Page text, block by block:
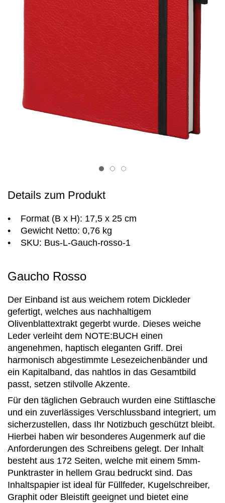
Item 1
Item 2Item 3
Details zum Produkt
• Format (B x H): 17,5 x 25 cm
• Gewicht Netto: 0,76 kg
• SKU: Bus-L-Gauch-rosso-1
Gaucho Rosso
Der Einband ist aus weichem rotem Dickleder
gefertigt, welches aus nachhaltigem
Olivenblattextrakt gegerbt wurde. Dieses weiche
Leder verleiht dem NOTE:BUCH einen
angenehmen, haptisch eleganten Griff. Drei
harmonisch abgestimmte Lesezeichenbänder und
ein Kapitalband, das nahtlos in das Gesamtbild
passt, setzen stilvolle Akzente.
Für den täglichen Gebrauch wurden eine Stiftlasche
und ein zuverlässiges Verschlussband integriert, um
sicherzustellen, dass Ihr Notizbuch geschützt bleibt.
Hierbei haben wir besonderes Augenmerk auf die
Anforderungen des Schreibens gelegt. Der Inhalt
besteht aus 172 Seiten, welche mit einem 5mm-
Punktraster in hellem Grau bedruckt sind. Das
Inhaltspapier ist ideal für Füllfeder, Kugelschreiber,
Graphit oder Bleistift geeignet und bietet eine